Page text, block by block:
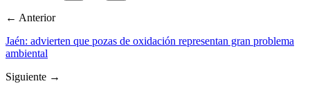
← Anterior
Jaén: advierten que pozas de oxidación representan gran problema
ambiental
Siguiente →